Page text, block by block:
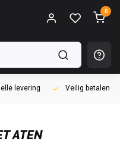
0
levering Veilig betalen
ATEN